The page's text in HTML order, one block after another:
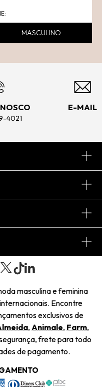
MASCULINO
4021
E-MAIL
masculina e feminina
Encontre
exclusivos de
, Animale, Farm,
frete para todo
de pagamento.